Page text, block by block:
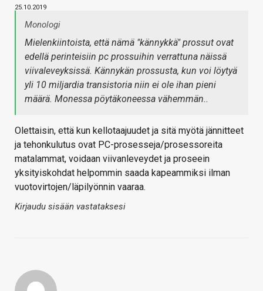
25.10.2019
Monologi
Mielenkiintoista, että nämä "kännykkä" prossut ovat
edellä perinteisiin pc prossuihin verrattuna näissä
viivaleveyksissä. Kännykän prossusta, kun voi löytyä
yli 10 miljardia transistoria niin ei ole ihan pieni
määrä. Monessa pöytäkoneessa vähemmän..
Olettaisin, että kun kellotaajuudet ja sitä myötä jännitteet
ja tehonkulutus ovat PC-prosesseja/prosessoreita
matalammat, voidaan viivanleveydet ja proseein
yksityiskohdat helpommin saada kapeammiksi ilman
vuotovirtojen/läpilyönnin vaaraa.
Kirjaudu sisään vastataksesi